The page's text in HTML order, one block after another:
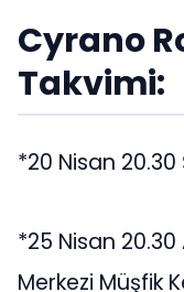
Cyrano
Takvimi:
*20 Nisan
*25 Nisan
Merkezi Müşfik